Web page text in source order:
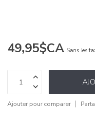
49,95$CA Sans les
Ajouter pour comparer